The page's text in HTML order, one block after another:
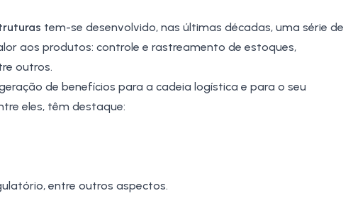
tem-se desenvolvido, nas últimas décadas, uma série de
aos produtos: controle e rastreamento de estoques,
outros.
de benefícios para a cadeia logística e para o seu
eles, têm destaque:
entre outros aspectos.